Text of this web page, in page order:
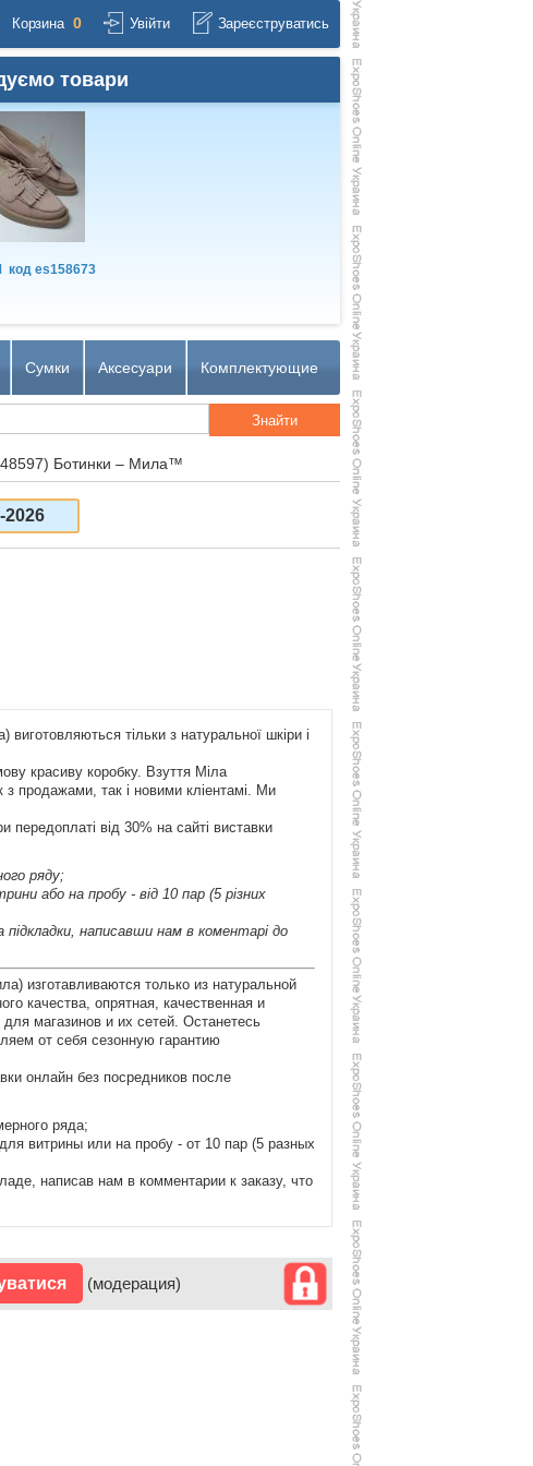
Корзина 0 Увійти Зареєструватись
товари
кодes158673
Сумки Аксесуари Комплектующие
Ботинки – Мила™
2026
тільки з натуральної шкіри і
красиву коробку. Взуття Міла
продажами, так і новими кліентамі. Ми
передоплаті від 30% на сайті виставки
ряду;
або на пробу - від 10 пар (5 різних
написавши нам в коментарі до
изготавливаются только из натуральной
качества, опрятная, качественная и
магазинов и их сетей. Останетесь
от себя сезонную гарантию
онлайн без посредников после
ряда;
витрины или на пробу - от 10 пар (5 разных
написав нам в комментарии к заказу, что
(модерация)